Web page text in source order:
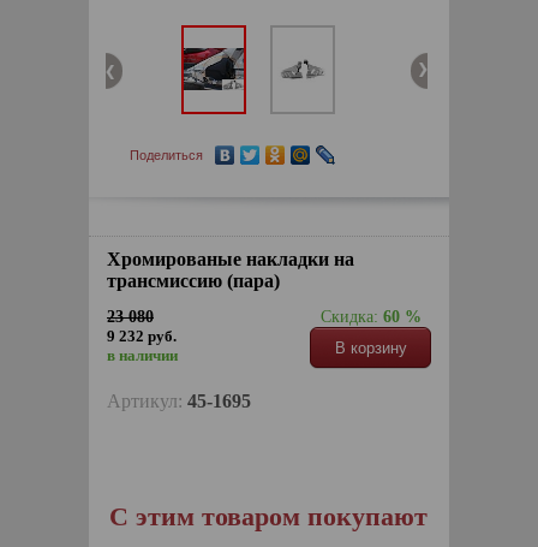
Поделиться
Хромированые накладки на
трансмиссию (пара)
23 080
9 232 руб.
в наличии
Скидка: 60 %
В корзину
Артикул: 45-1695
С этим товаром покупают